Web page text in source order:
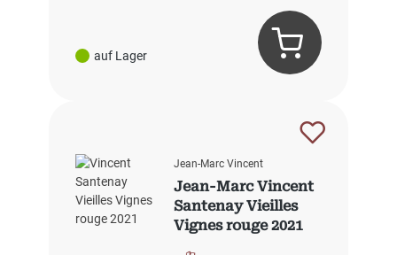
auf Lager
Jean-Marc Vincent
Jean-Marc Vincent
Santenay Vieilles
Vignes rouge 2021